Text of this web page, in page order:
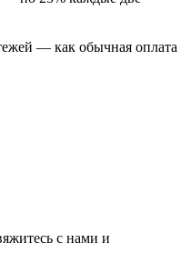
— как обычная оплата
с нами и